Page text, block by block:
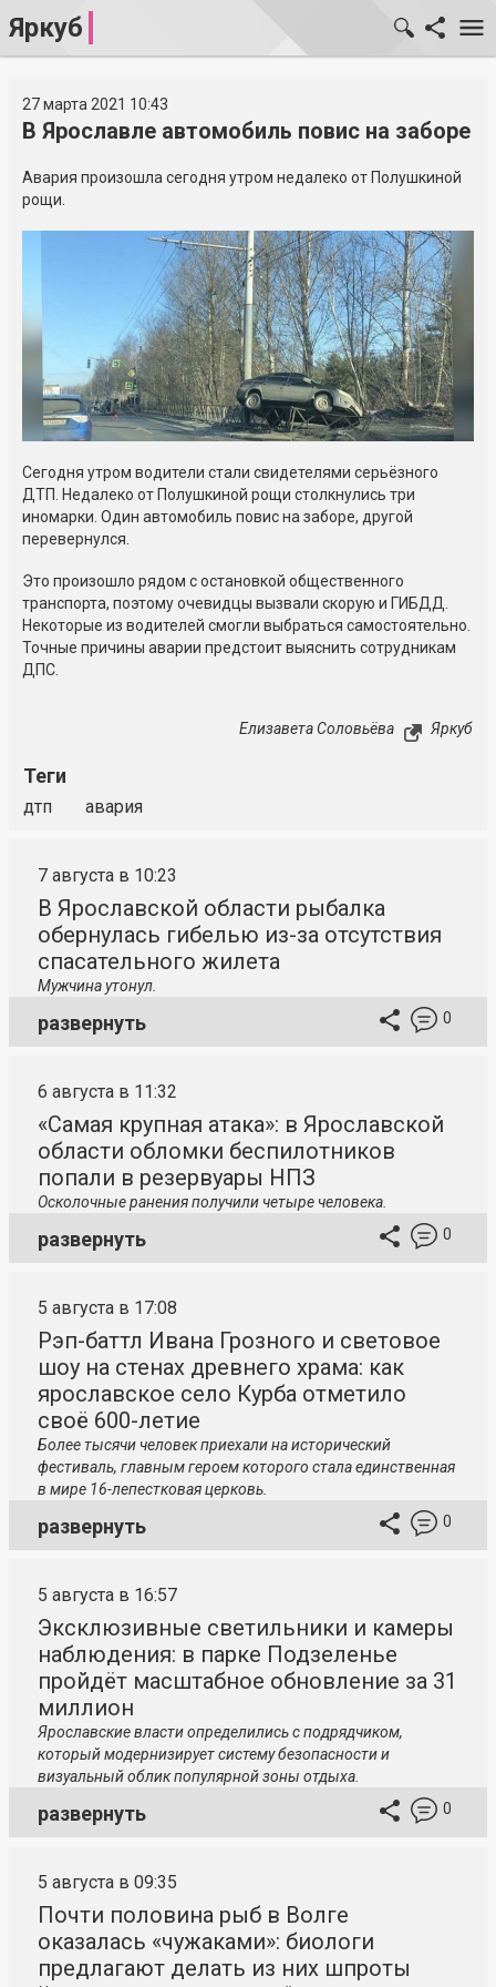
Яркуб
27 марта 2021 10:43
В Ярославле автомобиль повис на заборе
Авария произошла сегодня утром недалеко от Полушкиной
рощи.
Сегодня утром водители стали свидетелями серьёзного
ДТП. Недалеко от Полушкиной рощи столкнулись три
иномарки. Один автомобиль повис на заборе, другой
перевернулся.
Это произошло рядом с остановкой общественного
транспорта, поэтому очевидцы вызвали скорую и ГИБДД.
Некоторые из водителей смогли выбраться самостоятельно.
Точные причины аварии предстоит выяснить сотрудникам
ДПС.
Елизавета Соловьёва Яркуб
Теги
дтп авария
7 августа в 10:23
В Ярославской области рыбалка
обернулась гибелью из-за отсутствия
спасательного жилета
Мужчина утонул.
развернуть 0
6 августа в 11:32
«Самая крупная атака»: в Ярославской
области обломки беспилотников
попали в резервуары НПЗ
Осколочные ранения получили четыре человека.
развернуть 0
5 августа в 17:08
Рэп-баттл Ивана Грозного и световое
шоу на стенах древнего храма: как
ярославское село Курба отметило
своё 600-летие
Более тысячи человек приехали на исторический
фестиваль, главным героем которого стала единственная
в мире 16-лепестковая церковь.
развернуть 0
5 августа в 16:57
Эксклюзивные светильники и камеры
наблюдения: в парке Подзеленье
пройдёт масштабное обновление за 31
миллион
Ярославские власти определились с подрядчиком,
который модернизирует систему безопасности и
визуальный облик популярной зоны отдыха.
развернуть 0
5 августа в 09:35
Почти половина рыб в Волге
оказалась «чужаками»: биологи
предлагают делать из них шпроты